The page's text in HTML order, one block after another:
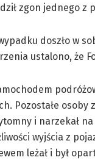
zgon jednego z
doszło w
ustalono, że
Pozostałe
i narzekał
wyjścia z
leżał i był